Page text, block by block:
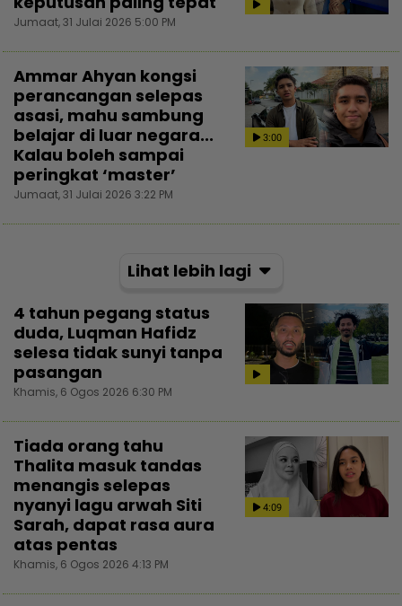
Jumaat, 31 Julai 2026 5:00 PM
3:00
Ammar Ahyan kongsi
perancangan selepas
asasi, mahu sambung
belajar di luar negara...
Kalau boleh sampai
peringkat ‘master’
Jumaat, 31 Julai 2026 3:22 PM
Lihat lebih lagi
4 tahun pegang status
duda, Luqman Hafidz
selesa tidak sunyi tanpa
pasangan
Khamis, 6 Ogos 2026 6:30 PM
4:09
Tiada orang tahu
Thalita masuk tandas
menangis selepas
nyanyi lagu arwah Siti
Sarah, dapat rasa aura
atas pentas
Khamis, 6 Ogos 2026 4:13 PM